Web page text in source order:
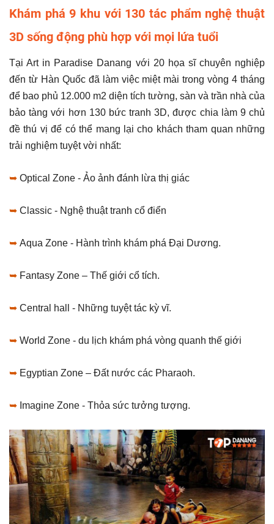
Khám phá 9 khu với 130 tác phẩm nghệ thuật
3D sống động phù hợp với mọi lứa tuổi
Tại Art in Paradise Danang với 20 họa sĩ chuyên nghiệp
đến từ Hàn Quốc đã làm việc miệt mài trong vòng 4 tháng
để bao phủ 12.000 m2 diện tích tường, sàn và trần nhà của
bảo tàng với hơn 130 bức tranh 3D, được chia làm 9 chủ
đề thú vị để có thể mang lại cho khách tham quan những
trải nghiệm tuyệt vời nhất:
➥ Optical Zone - Ảo ảnh đánh lừa thị giác
➥ Classic - Nghệ thuật tranh cổ điển
➥ Aqua Zone - Hành trình khám phá Đại Dương.
➥ Fantasy Zone – Thế giới cổ tích.
➥ Central hall - Những tuyệt tác kỳ vĩ.
➥ World Zone - du lịch khám phá vòng quanh thế giới
➥ Egyptian Zone – Đất nước các Pharaoh.
➥ Imagine Zone - Thỏa sức tưởng tượng.